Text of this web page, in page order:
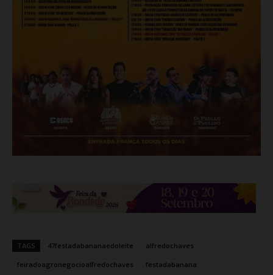
TAGS 47festadabananaedoleite alfredochaves
feiradoagronegocioalfredochaves festadabanana